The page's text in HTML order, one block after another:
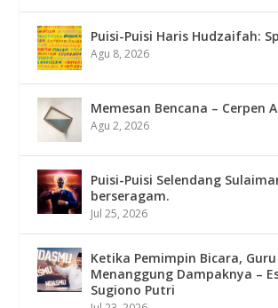
Puisi-Puisi Haris Hudzaifah:
Agu 8, 2026
Memesan Bencana – Cerpen
Agu 2, 2026
Puisi-Puisi Selendang
berseragam.
Jul 25, 2026
Ketika Pemimpin Bicara, Guru
Menanggung Dampaknya –
Sugiono Putri